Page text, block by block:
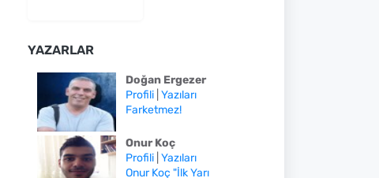
YAZARLAR
Doğan Ergezer
Profili| Yazıları
Farketmez!
Onur Koç
Profili| Yazıları
Onur Koç "İlk Yarı